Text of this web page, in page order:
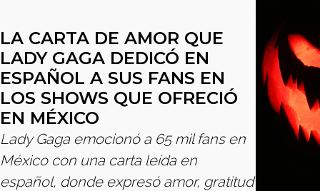
LA CARTA DE AMOR QUE
LADY GAGA DEDICÓ EN
ESPAÑOL A SUS FANS EN
LOS SHOWS QUE OFRECIÓ
EN MÉXICO
Lady Gaga emocionó a 65 mil fans en
México con una carta leída en
español, donde expresó amor, gratitud